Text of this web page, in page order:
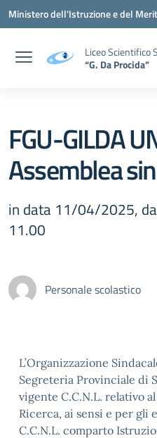
Vai ai contenuti
Vai al menu di navigazione
Vai al footer
Ministero dell'Istruzione e del
Liceo Scientifico
“G. Da Procida”
FGU-GILDA
Assemblea
in data 11/04/2025,
11.00
Personale scolastico
L’Organizzazione
Segreteria Provinciale di
vigente C.C.N.L. relativo
Ricerca, ai sensi e per gli
C.C.N.L. comparto